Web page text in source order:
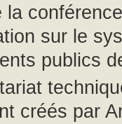
la
sur le
publics
créés par